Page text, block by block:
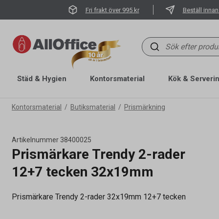
Fri frakt över 995 kr Beställ
Städ & Hygien Kontorsmaterial Kök &
Kontorsmaterial Butiksmaterial Prismärkning
Artikelnummer 38400025
Prismärkare Trendy 2-rader
12+7 tecken 32x19mm
Prismärkare Trendy 2-rader 32x19mm 12+7 tecken